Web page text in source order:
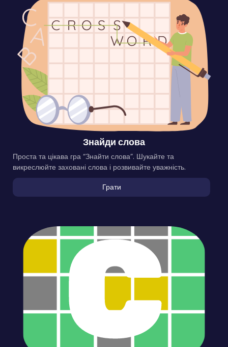
Знайди слова
Проста та цікава гра “Знайти слова”. Шукайте та
викреслюйте заховані слова і розвивайте уважність.
Грати